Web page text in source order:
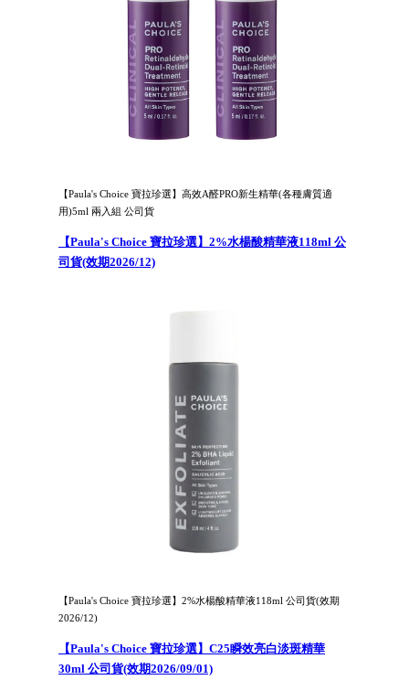
【Paula's Choice 寶拉珍選】高效A醛PRO新生精華(各種膚質適
用)5ml 兩入組 公司貨
【Paula's Choice 寶拉珍選】2%水楊酸精華液118ml 公
司貨(效期2026/12)
【Paula's Choice 寶拉珍選】2%水楊酸精華液118ml 公司貨(效期
2026/12)
【Paula's Choice 寶拉珍選】C25瞬效亮白淡斑精華
30ml 公司貨(效期2026/09/01)